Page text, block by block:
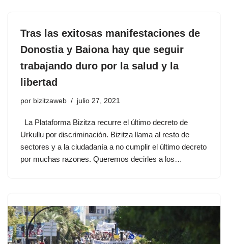
Tras las exitosas manifestaciones de
Donostia y Baiona hay que seguir
trabajando duro por la salud y la
libertad
por bizitzaweb julio 27, 2021
La Plataforma Bizitza recurre el último decreto de
Urkullu por discriminación. Bizitza llama al resto de
sectores y a la ciudadanía a no cumplir el último decreto
por muchas razones. Queremos decirles a los…